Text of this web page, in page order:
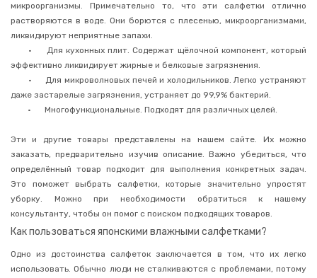
мытья
посуды
и
уборки
Влажные
салфетки
для
уборки
Перчатки
Уход
за
одеждой
и
обувью
бумага
Инвентарь
для
уборки
микроорганизмы. Примечательно то, что эти салфетки отлично
растворяются в воде. Они борются с плесенью, микроорганизмами,
ликвидируют неприятные запахи.
•
Для кухонных плит. Содержат щёлочной компонент, который
эффективно ликвидирует жирные и белковые загрязнения.
•
Для микроволновых печей и холодильников. Легко устраняют
даже застарелые загрязнения, устраняет до 99,9% бактерий.
•
Многофункциональные. Подходят для различных целей.
Эти и другие товары представлены на нашем сайте. Их можно
заказать, предварительно изучив описание. Важно убедиться, что
определённый товар подходит для выполнения конкретных задач.
Это поможет выбрать салфетки, которые значительно упростят
уборку. Можно при необходимости обратиться к нашему
консультанту, чтобы он помог с поиском подходящих товаров.
Как пользоваться японскими влажными салфетками?
Одно из достоинства салфеток заключается в том, что их легко
использовать. Обычно люди не сталкиваются с проблемами, потому